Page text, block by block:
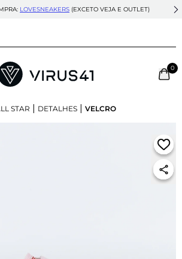
LOVESNEAKERS (EXCETO VEJA E OUTLET)
0
STAR | DETALHES | VELCRO